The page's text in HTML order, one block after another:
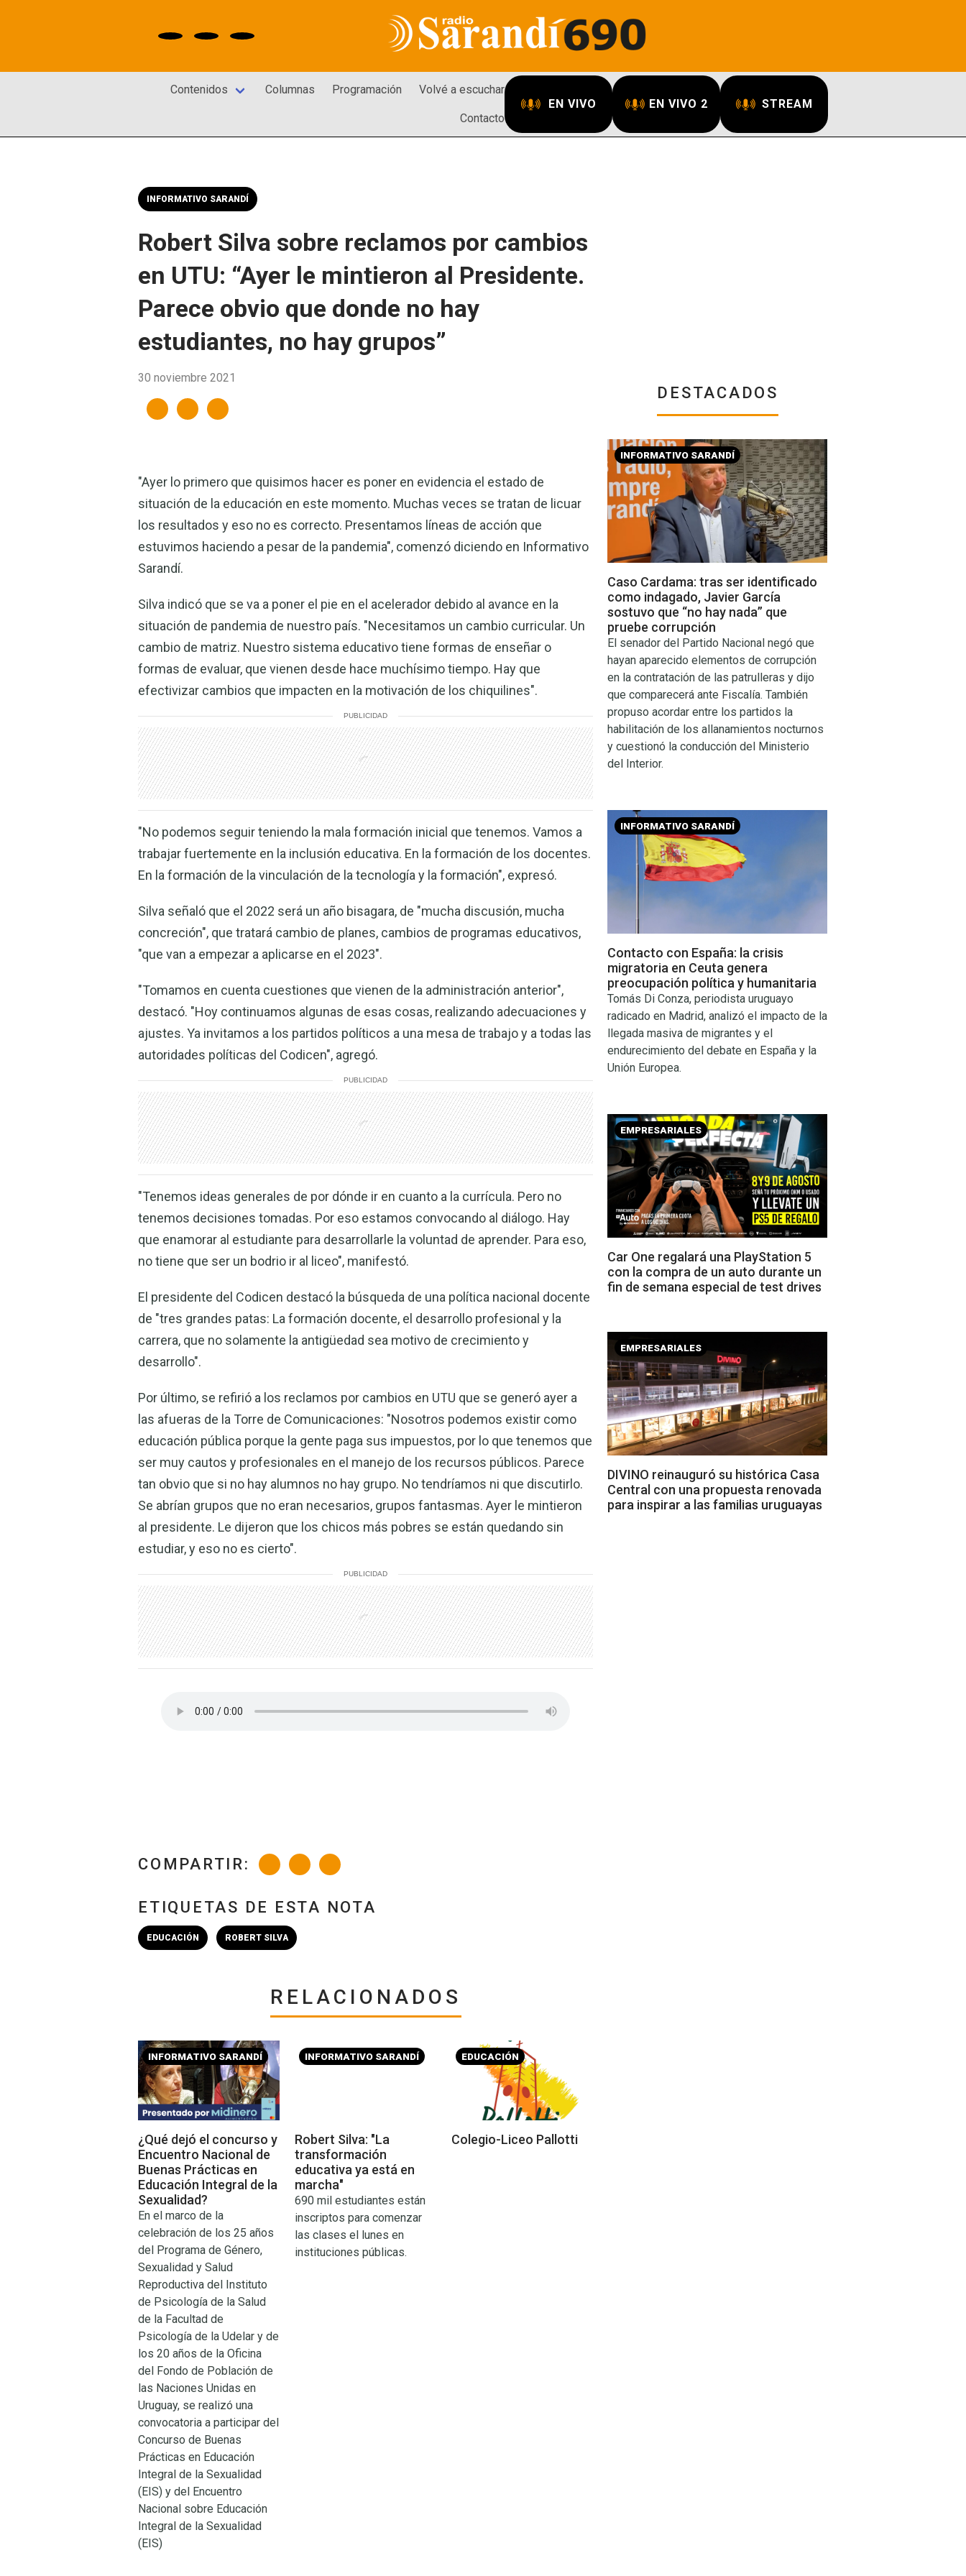
Contenidos Columnas Programación Volvé a escuchar
Contacto
EN VIVO EN VIVO 2 STREAM
INFORMATIVO SARANDÍ
Robert Silva sobre reclamos por cambios
en UTU: “Ayer le mintieron al Presidente.
Parece obvio que donde no hay
estudiantes, no hay grupos”
30 noviembre 2021
"Ayer lo primero que quisimos hacer es poner en evidencia el estado de
situación de la educación en este momento. Muchas veces se tratan de licuar
los resultados y eso no es correcto. Presentamos líneas de acción que
estuvimos haciendo a pesar de la pandemia", comenzó diciendo en Informativo
Sarandí.
Silva indicó que se va a poner el pie en el acelerador debido al avance en la
situación de pandemia de nuestro país. "Necesitamos un cambio curricular. Un
cambio de matriz. Nuestro sistema educativo tiene formas de enseñar o
formas de evaluar, que vienen desde hace muchísimo tiempo. Hay que
efectivizar cambios que impacten en la motivación de los chiquilines".
PUBLICIDAD
"No podemos seguir teniendo la mala formación inicial que tenemos. Vamos a
trabajar fuertemente en la inclusión educativa. En la formación de los docentes.
En la formación de la vinculación de la tecnología y la formación", expresó.
Silva señaló que el 2022 será un año bisagara, de "mucha discusión, mucha
concreción", que tratará cambio de planes, cambios de programas educativos,
"que van a empezar a aplicarse en el 2023".
"Tomamos en cuenta cuestiones que vienen de la administración anterior",
destacó. "Hoy continuamos algunas de esas cosas, realizando adecuaciones y
ajustes. Ya invitamos a los partidos políticos a una mesa de trabajo y a todas las
autoridades políticas del Codicen", agregó.
PUBLICIDAD
"Tenemos ideas generales de por dónde ir en cuanto a la currícula. Pero no
tenemos decisiones tomadas. Por eso estamos convocando al diálogo. Hay
que enamorar al estudiante para desarrollarle la voluntad de aprender. Para eso,
no tiene que ser un bodrio ir al liceo", manifestó.
El presidente del Codicen destacó la búsqueda de una política nacional docente
de "tres grandes patas: La formación docente, el desarrollo profesional y la
carrera, que no solamente la antigüedad sea motivo de crecimiento y
desarrollo".
Por último, se refirió a los reclamos por cambios en UTU que se generó ayer a
las afueras de la Torre de Comunicaciones: "Nosotros podemos existir como
educación pública porque la gente paga sus impuestos, por lo que tenemos que
ser muy cautos y profesionales en el manejo de los recursos públicos. Parece
tan obvio que si no hay alumnos no hay grupo. No tendríamos ni que discutirlo.
Se abrían grupos que no eran necesarios, grupos fantasmas. Ayer le mintieron
al presidente. Le dijeron que los chicos más pobres se están quedando sin
estudiar, y eso no es cierto".
PUBLICIDAD
COMPARTIR:
ETIQUETAS DE ESTA NOTA
EDUCACIÓN ROBERT SILVA
RELACIONADOS
INFORMATIVO SARANDÍ
¿Qué dejó el concurso y
Encuentro Nacional de
Buenas Prácticas en
Educación Integral de la
Sexualidad?
En el marco de la
celebración de los 25 años
del Programa de Género,
Sexualidad y Salud
Reproductiva del Instituto
de Psicología de la Salud
de la Facultad de
Psicología de la Udelar y de
los 20 años de la Oficina
del Fondo de Población de
las Naciones Unidas en
Uruguay, se realizó una
convocatoria a participar del
Concurso de Buenas
Prácticas en Educación
Integral de la Sexualidad
(EIS) y del Encuentro
Nacional sobre Educación
Integral de la Sexualidad
(EIS)
INFORMATIVO SARANDÍ
Robert Silva: "La
transformación
educativa ya está en
marcha"
690 mil estudiantes están
inscriptos para comenzar
las clases el lunes en
instituciones públicas.
EDUCACIÓN
Colegio-Liceo Pallotti
DESTACADOS
INFORMATIVO SARANDÍ
Caso Cardama: tras ser identificado
como indagado, Javier García
sostuvo que “no hay nada” que
pruebe corrupción
El senador del Partido Nacional negó que
hayan aparecido elementos de corrupción
en la contratación de las patrulleras y dijo
que comparecerá ante Fiscalía. También
propuso acordar entre los partidos la
habilitación de los allanamientos nocturnos
y cuestionó la conducción del Ministerio
del Interior.
INFORMATIVO SARANDÍ
Contacto con España: la crisis
migratoria en Ceuta genera
preocupación política y humanitaria
Tomás Di Conza, periodista uruguayo
radicado en Madrid, analizó el impacto de la
llegada masiva de migrantes y el
endurecimiento del debate en España y la
Unión Europea.
EMPRESARIALES
Car One regalará una PlayStation 5
con la compra de un auto durante un
fin de semana especial de test drives
EMPRESARIALES
DIVINO reinauguró su histórica Casa
Central con una propuesta renovada
para inspirar a las familias uruguayas